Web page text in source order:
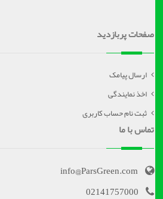
صفحات پربازدید
ارسال پیامک
اخذ نمایندگی
ثبت نام حساب کاربری
تماس با ما
info@ParsGreen.com
02141757000